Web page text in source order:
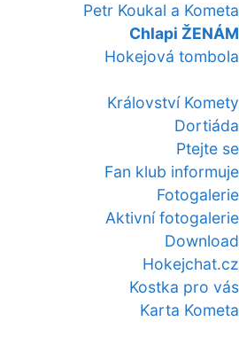
Petr Koukal a Kometa
Chlapi ŽENÁM
Hokejová tombola
Království Komety
Dortiáda
Ptejte se
Fan klub informuje
Fotogalerie
Aktivní fotogalerie
Download
Hokejchat.cz
Kostka pro vás
Karta Kometa